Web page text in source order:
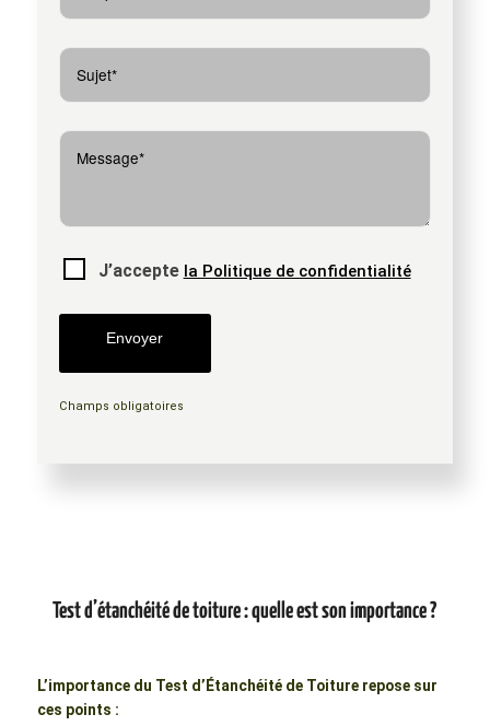
J’accepte la Politique de confidentialité
Champs obligatoires
Test d’étanchéité de toiture : quelle est son importance ?
L’importance du Test d’Étanchéité de Toiture repose sur
ces points :